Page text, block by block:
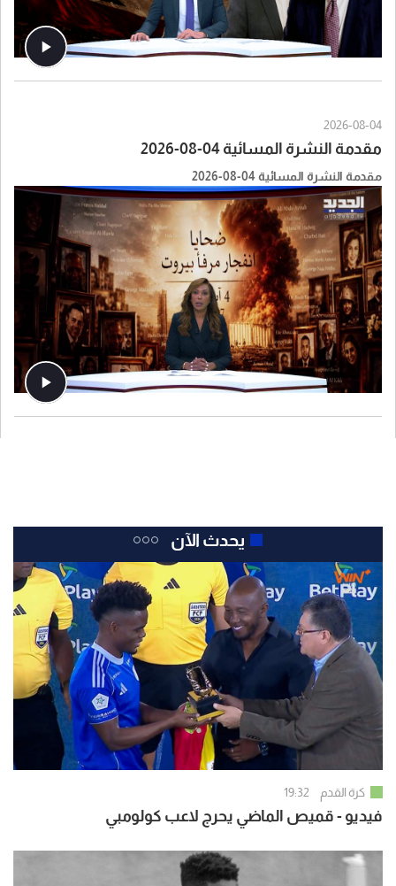
2026-08-04
مقدمة النشرة المسائية 04-08-2026
مقدمة النشرة المسائية 04-08-2026
يحدث الآن
كرة القدم 19:32
فيديو - قميص الماضي يحرج لاعب كولومبي